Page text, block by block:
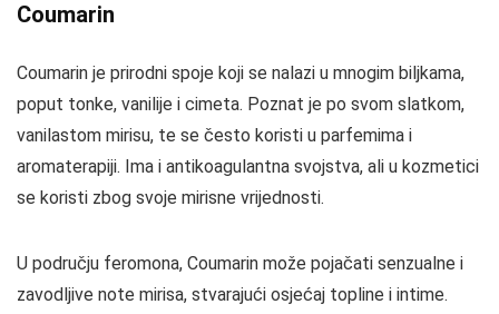
Coumarin
Coumarin je prirodni spoje koji se nalazi u mnogim biljkama,
poput tonke, vanilije i cimeta. Poznat je po svom slatkom,
vanilastom mirisu, te se često koristi u parfemima i
aromaterapiji. Ima i antikoagulantna svojstva, ali u kozmetici
se koristi zbog svoje mirisne vrijednosti.
U području feromona, Coumarin može pojačati senzualne i
zavodljive note mirisa, stvarajući osjećaj topline i intime.